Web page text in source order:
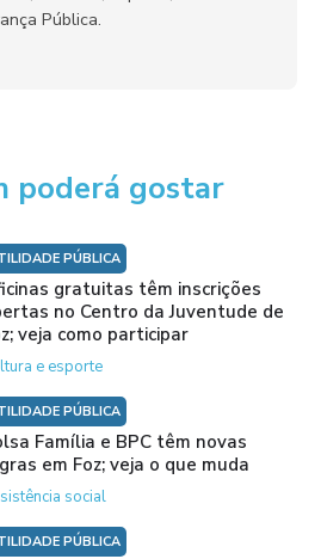
Pública.
poderá gostar
PÚBLICA
gratuitas têm inscrições
no Centro da Juventude de
veja como participar
e esporte
PÚBLICA
Família e BPC têm novas
em Foz; veja o que muda
social
PÚBLICA